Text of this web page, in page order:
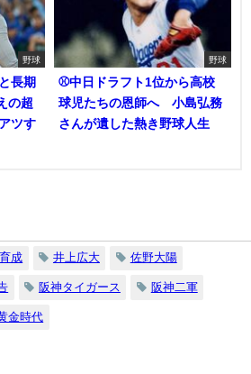
野球
長期
の超
ツす
野球
⚾中日ドラフト1位から高校
球児たちの恩師へ 小島弘務
さんが遺した熱き野球人生
成 井上広大 佐野大陽
阪神タイガース 阪神二軍
金時代